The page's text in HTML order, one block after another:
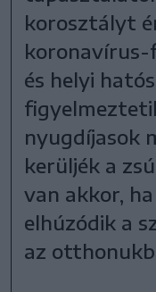
korosztályt
koronavírus-
és helyi
nyugdíjasok
kerüljék a
van akkor,
elhúzódik a
az